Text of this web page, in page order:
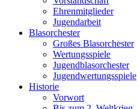
Ehrenmitglieder
Jugendarbeit
Blasorchester
Großes Blasorchester
Wertungsspiele
Jugendblasorchester
Jugendwertungsspiele
Historie
Vorwort